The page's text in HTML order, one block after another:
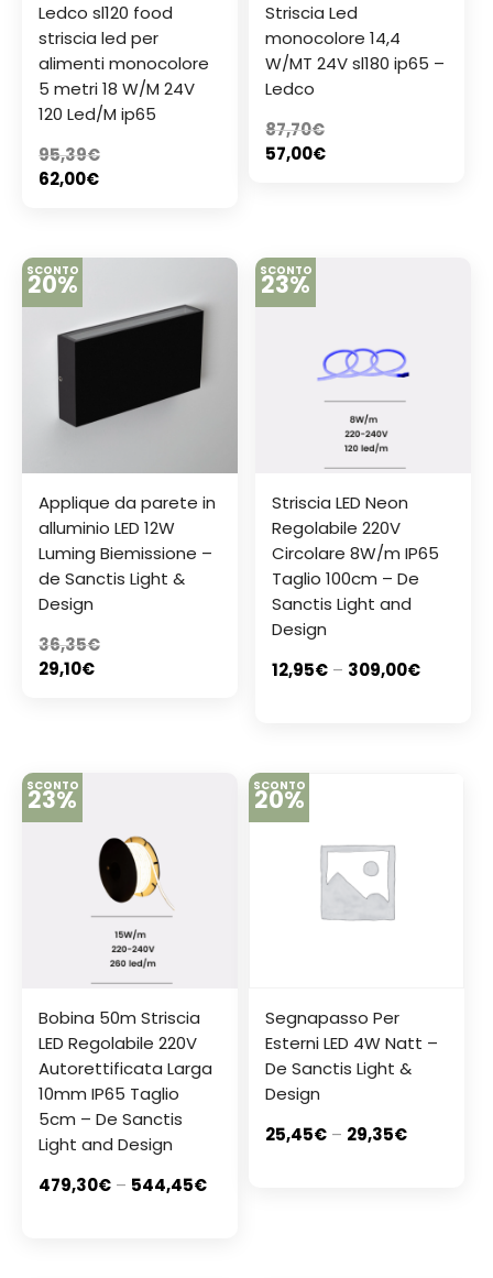
Ledco sl120 food
striscia led per
alimenti monocolore
5 metri 18 W/M 24V
120 Led/M ip65
95,39€
62,00€
Striscia Led
monocolore 14,4
W/MT 24V sl180 ip65 –
Ledco
87,70€
57,00€
SCONTO
20%
Applique da parete in
alluminio LED 12W
Luming Biemissione –
de Sanctis Light &
Design
36,35€
29,10€
SCONTO
23%
Striscia LED Neon
Regolabile 220V
Circolare 8W/m IP65
Taglio 100cm – De
Sanctis Light and
Design
12,95€ – 309,00€
SCONTO
23%
Bobina 50m Striscia
LED Regolabile 220V
Autorettificata Larga
10mm IP65 Taglio
5cm – De Sanctis
Light and Design
479,30€ – 544,45€
SCONTO
20%
Segnapasso Per
Esterni LED 4W Natt –
De Sanctis Light &
Design
25,45€ – 29,35€